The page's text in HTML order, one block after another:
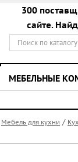
300
сайте.
МЕБЕЛЬНЫЕ
Мебель для кухни /